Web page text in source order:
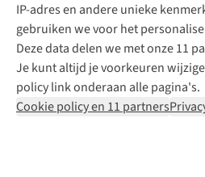
IP-adres en andere unieke
gebruiken we voor het
Deze data delen we met onze 11
Je kunt altijd je voorkeuren
policy link onderaan alle pagina's.
Cookie policy en 11 partners